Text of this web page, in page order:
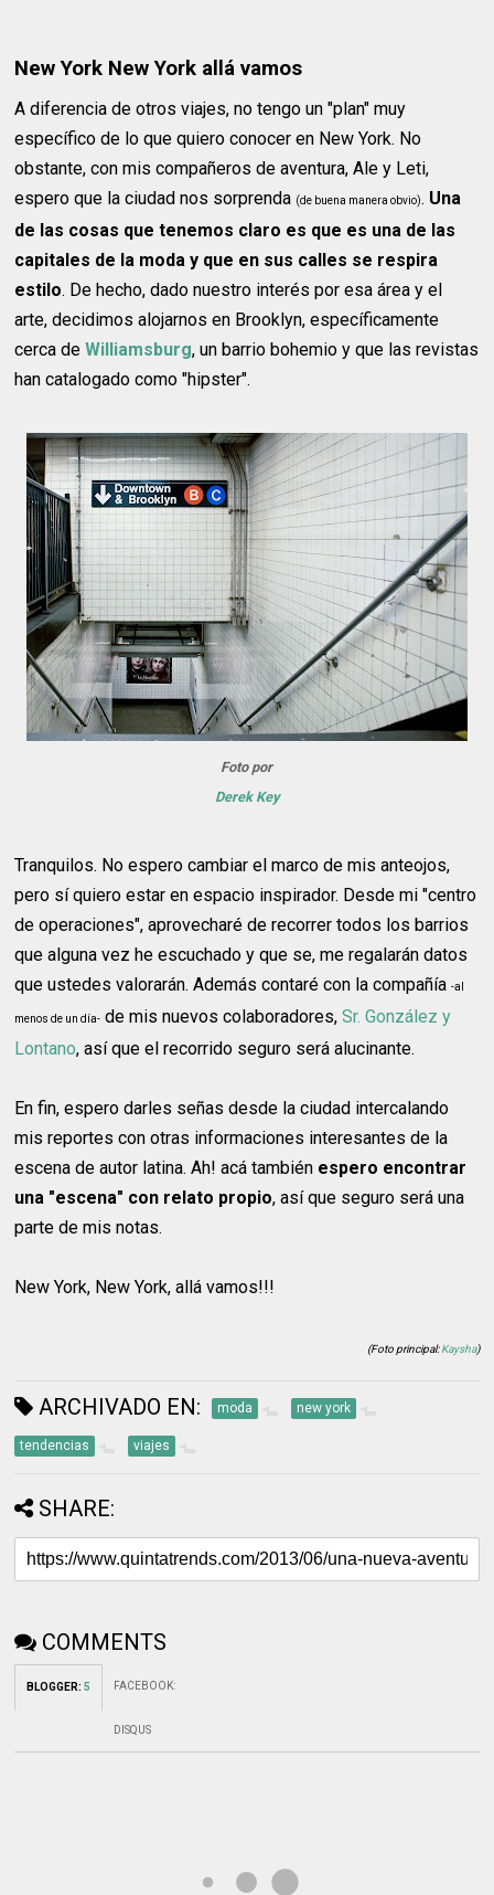
New York New York allá vamos
A diferencia de otros viajes, no tengo un "plan" muy
específico de lo que quiero conocer en New York. No
obstante, con mis compañeros de aventura, Ale y Leti,
espero que la ciudad nos sorprenda (de buena manera obvio). Una
de las cosas que tenemos claro es que es una de las
capitales de la moda y que en sus calles se respira
estilo. De hecho, dado nuestro interés por esa área y el
arte, decidimos alojarnos en Brooklyn, específicamente
cerca deWilliamsburg, un barrio bohemio y que las revistas
han catalogado como "hipster".
Foto por
Derek Key
Tranquilos. No espero cambiar el marco de mis anteojos,
pero sí quiero estar en espacio inspirador. Desde mi "centro
de operaciones", aprovecharé de recorrer todos los barrios
que alguna vez he escuchado y que se, me regalarán datos
que ustedes valorarán. Además contaré con la compañía-al
menos de un día- de mis nuevos colaboradores,Sr. González y
Lontano, así que el recorrido seguro será alucinante.
En fin, espero darles señas desde la ciudad intercalando
mis reportes con otras informaciones interesantes de la
escena de autor latina. Ah! acá también espero encontrar
una "escena" con relato propio, así que seguro será una
parte de mis notas.
New York, New York, allá vamos!!!
(Foto principal:Kaysha)
ARCHIVADO EN: moda new york
tendencias viajes
SHARE:
COMMENTS
BLOGGER:5 FACEBOOK:
DISQUS